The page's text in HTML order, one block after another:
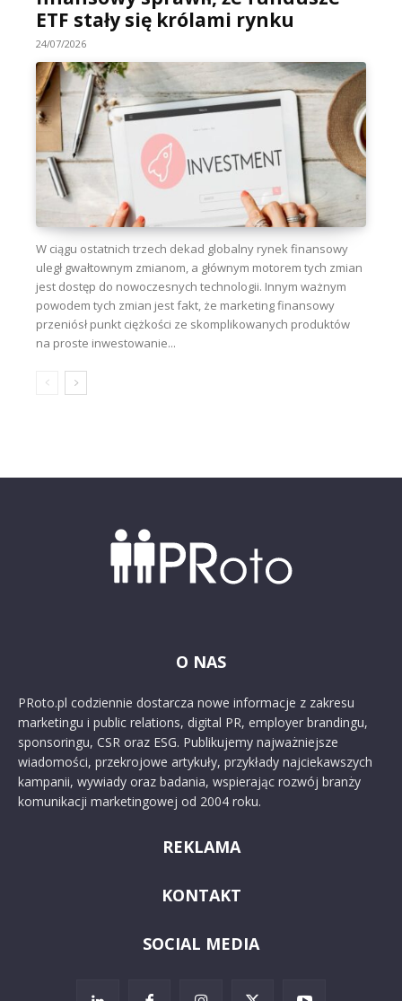
ETF stały się królami rynku
24/07/2026
W ciągu ostatnich trzech dekad globalny rynek finansowy
uległ gwałtownym zmianom, a głównym motorem tych zmian
jest dostęp do nowoczesnych technologii. Innym ważnym
powodem tych zmian jest fakt, że marketing finansowy
przeniósł punkt ciężkości ze skomplikowanych produktów
na proste inwestowanie...
O NAS
PRoto.pl codziennie dostarcza nowe informacje z zakresu
marketingu i public relations, digital PR, employer brandingu,
sponsoringu, CSR oraz ESG. Publikujemy najważniejsze
wiadomości, przekrojowe artykuły, przykłady najciekawszych
kampanii, wywiady oraz badania, wspierając rozwój branży
komunikacji marketingowej od 2004 roku.
REKLAMA
KONTAKT
SOCIAL MEDIA